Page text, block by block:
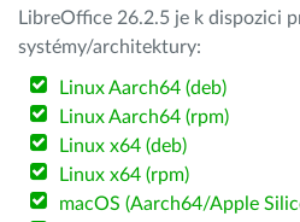
LibreOffice 26.2.5 je k dispozici
systémy/architektury:
Linux Aarch64 (deb)
Linux Aarch64 (rpm)
Linux x64 (deb)
Linux x64 (rpm)
macOS (Aarch64/Apple